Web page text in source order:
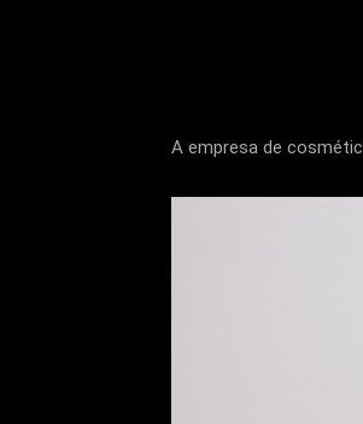
A empresa de